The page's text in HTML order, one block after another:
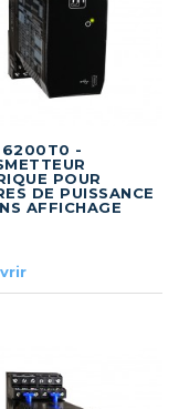
6200T0 -
POUR
DE PUISSANCE
AFFICHAGE